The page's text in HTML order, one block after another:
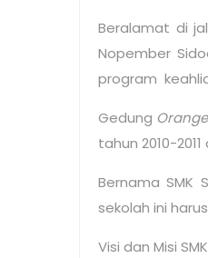
Beralamat di
Nopember
program
Gedung Orange
tahun 2010-
Bernama SMK
sekolah ini
Visi dan Misi